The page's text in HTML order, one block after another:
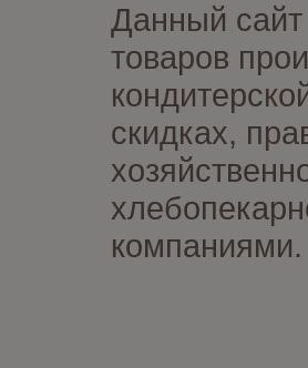
Данный сайт
товаров
скидках,
компаниями.